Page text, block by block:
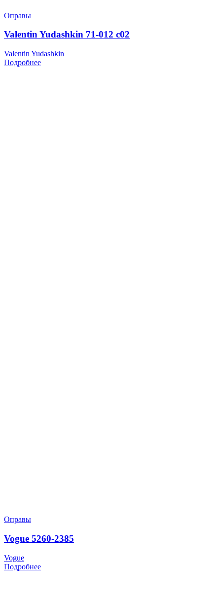
Оправы
Valentin Yudashkin 71-012 c02
Valentin Yudashkin
Подробнее
Оправы
Vogue 5260-2385
Vogue
Подробнее